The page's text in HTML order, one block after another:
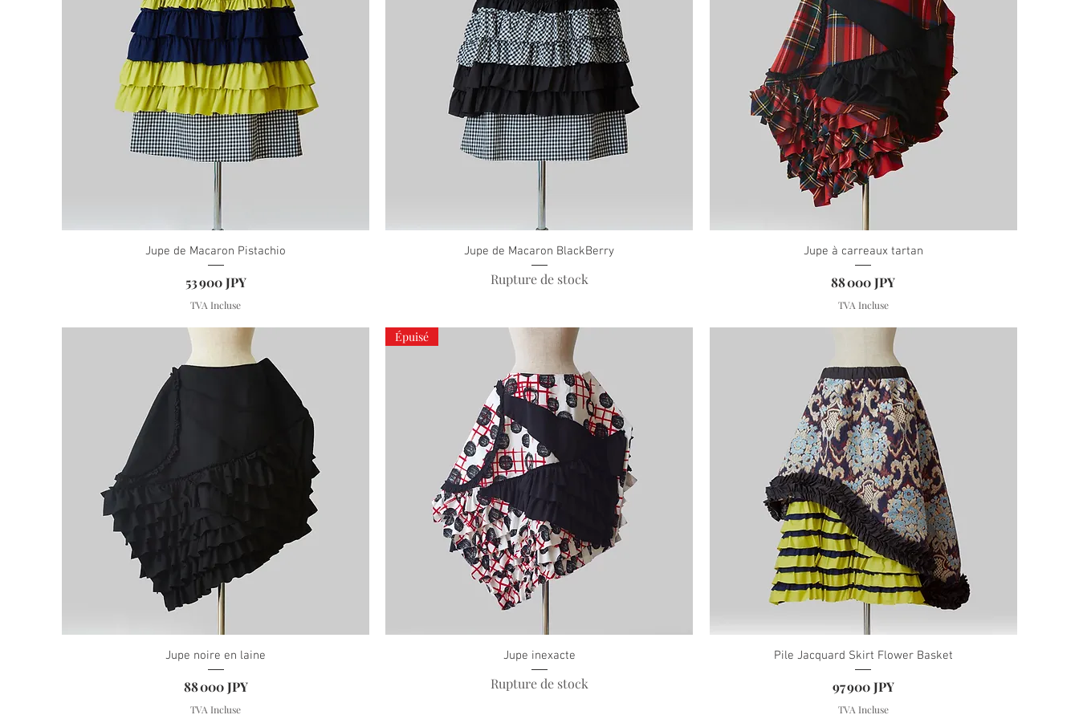
Jupe de Macaron Pistachio
Prix
53 900 JPY
TVA Incluse
Jupe de Macaron BlackBerry
Rupture de stock
Jupe à carreaux tartan
Prix
88 000 JPY
TVA Incluse
Jupe noire en laine
Prix
88 000 JPY
TVA Incluse
Épuisé
Jupe inexacte
Rupture de stock
Pile Jacquard Skirt Flower Basket
Prix
97 900 JPY
TVA Incluse